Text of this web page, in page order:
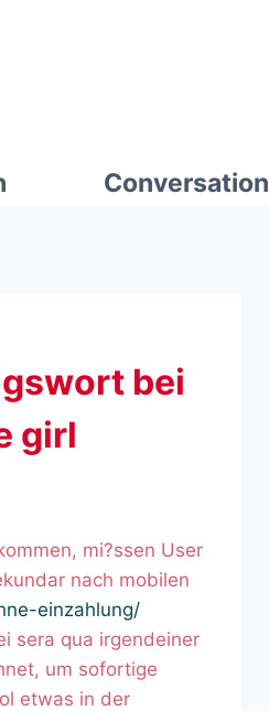
Conversation
bei
girl
mi?ssen User
nach mobilen
einzahlung/
sera qua irgendeiner
um sofortige
etwas in der